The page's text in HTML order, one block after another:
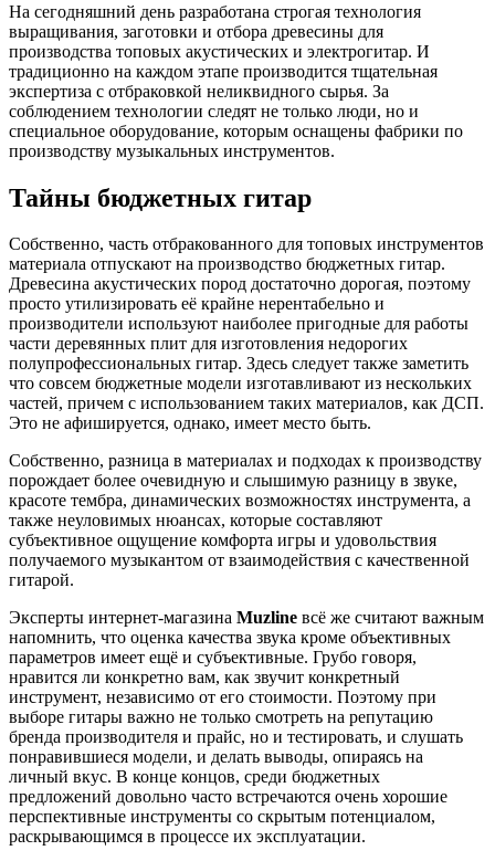
На сегодняшний день разработана строгая технология
выращивания, заготовки и отбора древесины для
производства топовых акустических и электрогитар. И
традиционно на каждом этапе производится тщательная
экспертиза с отбраковкой неликвидного сырья. За
соблюдением технологии следят не только люди, но и
специальное оборудование, которым оснащены фабрики по
производству музыкальных инструментов.
Тайны бюджетных гитар
Собственно, часть отбракованного для топовых инструментов
материала отпускают на производство бюджетных гитар.
Древесина акустических пород достаточно дорогая, поэтому
просто утилизировать её крайне нерентабельно и
производители используют наиболее пригодные для работы
части деревянных плит для изготовления недорогих
полупрофессиональных гитар. Здесь следует также заметить
что совсем бюджетные модели изготавливают из нескольких
частей, причем с использованием таких материалов, как ДСП.
Это не афишируется, однако, имеет место быть.
Собственно, разница в материалах и подходах к производству
порождает более очевидную и слышимую разницу в звуке,
красоте тембра, динамических возможностях инструмента, а
также неуловимых нюансах, которые составляют
субъективное ощущение комфорта игры и удовольствия
получаемого музыкантом от взаимодействия с качественной
гитарой.
Эксперты интернет-магазина Muzline всё же считают важным
напомнить, что оценка качества звука кроме объективных
параметров имеет ещё и субъективные. Грубо говоря,
нравится ли конкретно вам, как звучит конкретный
инструмент, независимо от его стоимости. Поэтому при
выборе гитары важно не только смотреть на репутацию
бренда производителя и прайс, но и тестировать, и слушать
понравившиеся модели, и делать выводы, опираясь на
личный вкус. В конце концов, среди бюджетных
предложений довольно часто встречаются очень хорошие
перспективные инструменты со скрытым потенциалом,
раскрывающимся в процессе их эксплуатации.